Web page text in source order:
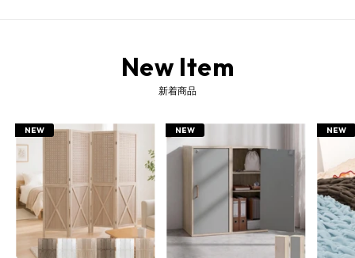
New Item
新着商品
NEW NEW NEW